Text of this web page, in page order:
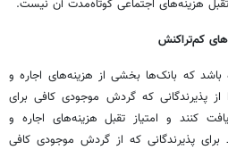
هزینه‌های اجتماعی کوتاه‌مدت آن نیست.
کم‌تراکنش
که بانک‌ها بخشی از هزینه‌های اجاره و
از پذیرندگانی که گردش موجودی کافی برای
کنند و امتیاز تقبل هزینه‌های اجاره و
برای پذیرندگانی که از گردش موجودی کافی